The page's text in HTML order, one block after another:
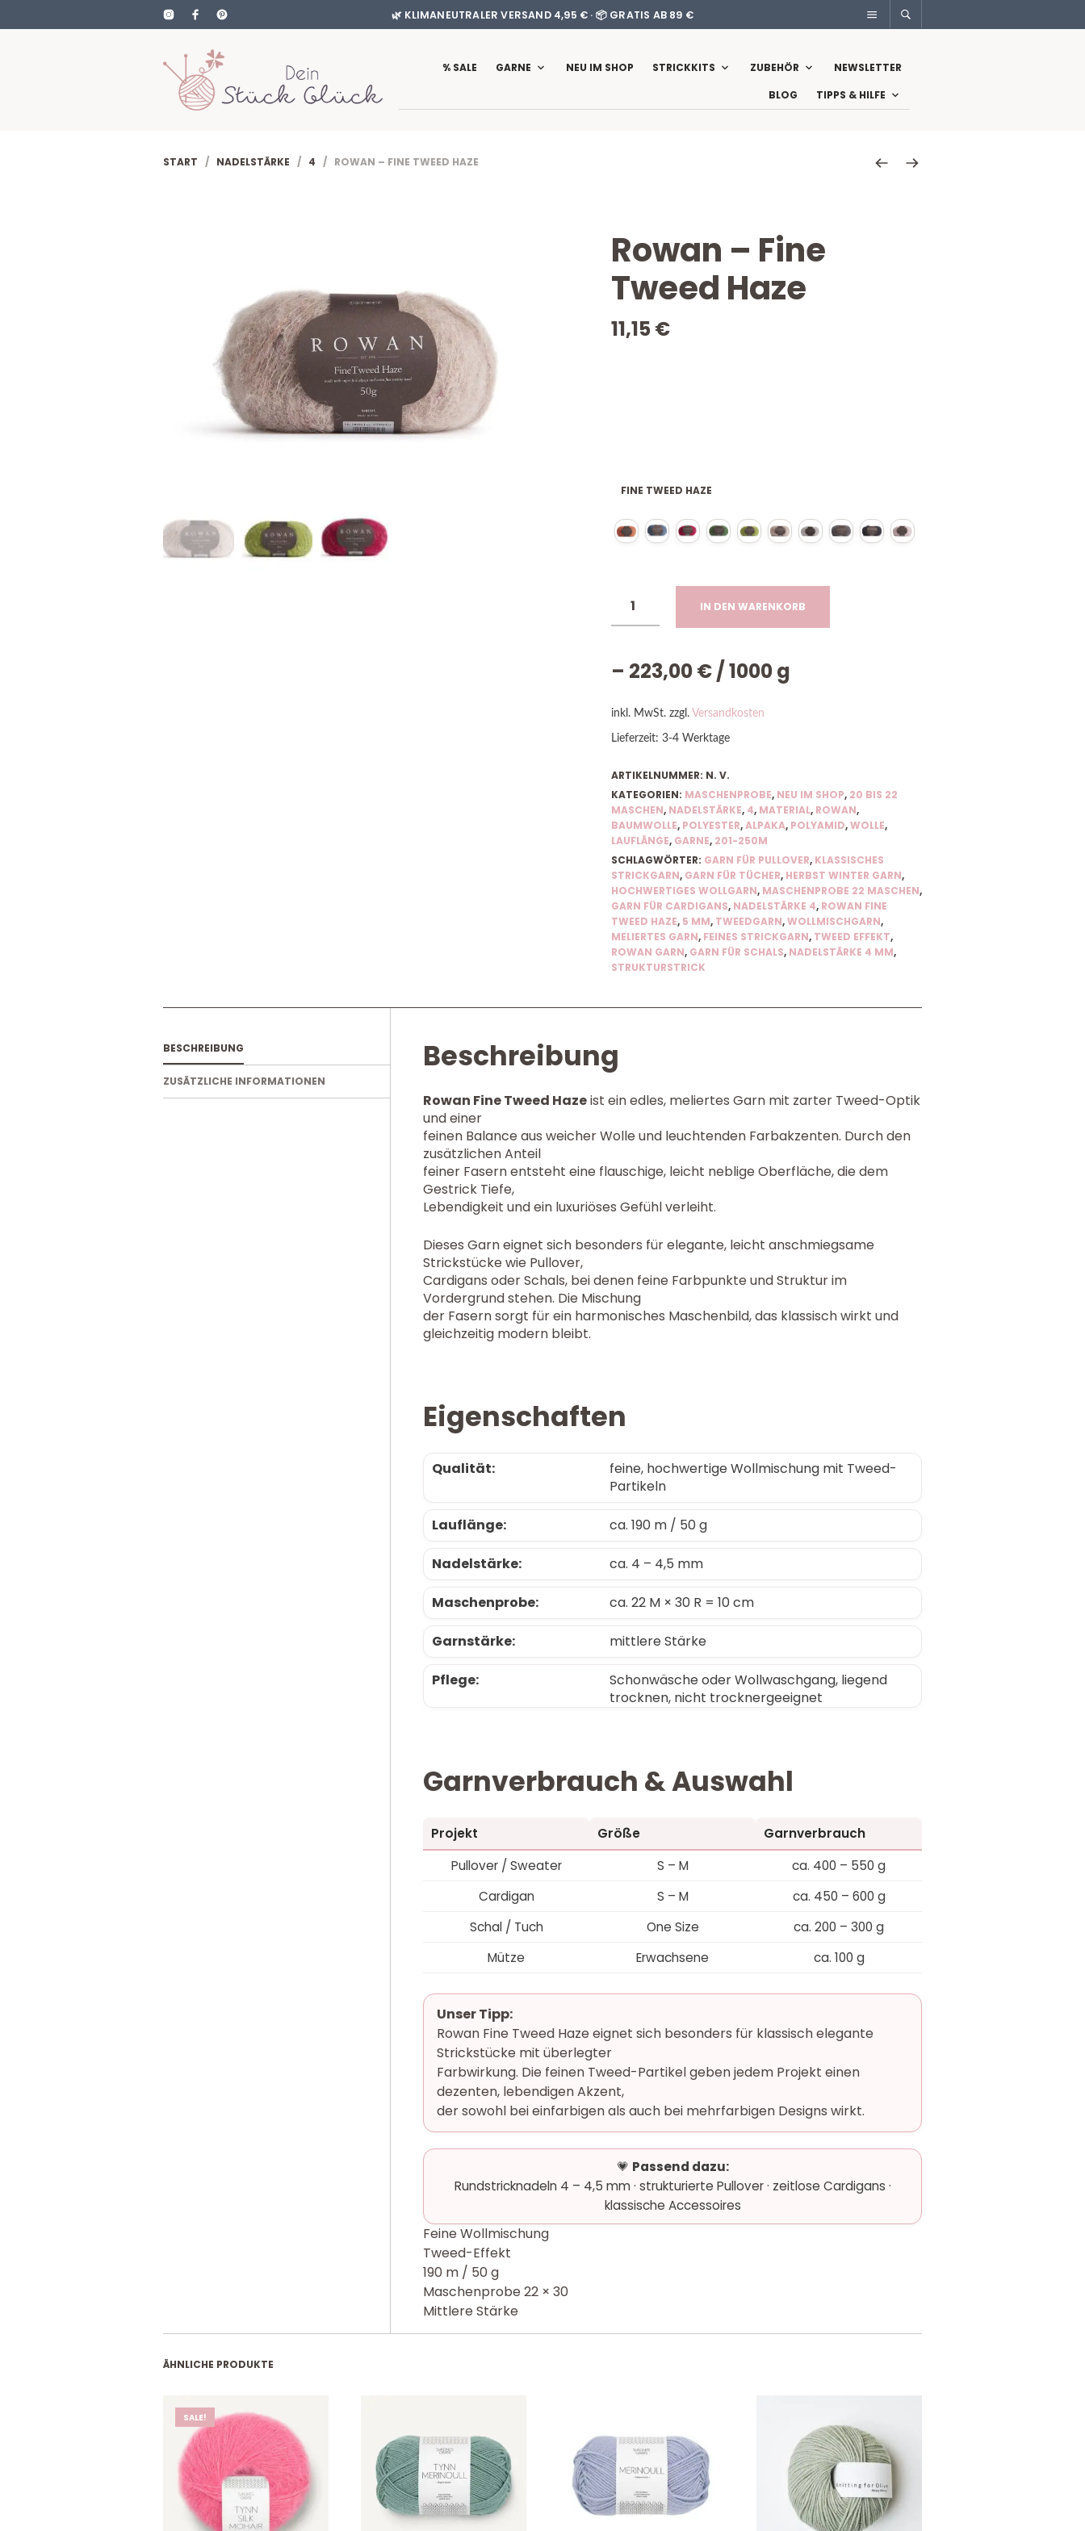
🌿 KLIMANEUTRALER VERSAND 4,95 € · 📦 GRATIS AB 89 €
% SALE GARNE NEU IM SHOP STRICKKITS ZUBEHÖR
NEWSLETTER
BLOG
TIPPS & HILFE
START / NADELSTÄRKE / 4 / ROWAN – FINE TWEED HAZE
Rowan – Fine
Tweed Haze
11,15€
FINE TWEED HAZE
IN DEN WARENKORB
– 223,00€/1000g
inkl. MwSt. zzgl. Versandkosten
Lieferzeit: 3-4 Werktage
ARTIKELNUMMER: N. V.
KATEGORIEN: MASCHENPROBE, NEU IM SHOP, 20 BIS 22
MASCHEN, NADELSTÄRKE, 4, MATERIAL, ROWAN,
BAUMWOLLE, POLYESTER,ALPAKA, POLYAMID,WOLLE,
LAUFLÄNGE, GARNE, 201-250M
SCHLAGWÖRTER: GARN FÜR PULLOVER, KLASSISCHES
STRICKGARN, GARN FÜR TÜCHER, HERBST WINTER GARN,
HOCHWERTIGES WOLLGARN, MASCHENPROBE 22 MASCHEN,
GARN FÜR CARDIGANS, NADELSTÄRKE 4, ROWAN FINE
TWEED HAZE, 5 MM, TWEEDGARN,WOLLMISCHGARN,
MELIERTES GARN, FEINES STRICKGARN, TWEED EFFEKT,
ROWAN GARN, GARN FÜR SCHALS, NADELSTÄRKE 4 MM,
STRUKTURSTRICK
BESCHREIBUNG
ZUSÄTZLICHE INFORMATIONEN
Beschreibung
Rowan Fine Tweed Hazeist ein edles, meliertes Garn mit zarter Tweed-Optik
und einer
feinen Balance aus weicher Wolle und leuchtenden Farbakzenten. Durch den
zusätzlichen Anteil
feiner Fasern entsteht eine flauschige, leicht neblige Oberfläche, die dem
Gestrick Tiefe,
Lebendigkeit und ein luxuriöses Gefühl verleiht.
Dieses Garn eignet sich besonders für elegante, leicht anschmiegsame
Strickstücke wie Pullover,
Cardigans oder Schals, bei denen feine Farbpunkte und Struktur im
Vordergrund stehen. Die Mischung
der Fasern sorgt für ein harmonisches Maschenbild, das klassisch wirkt und
gleichzeitig modern bleibt.
Eigenschaften
Qualität:
feine, hochwertige Wollmischung mit Tweed-
Partikeln
Lauflänge: ca. 190 m / 50 g
Nadelstärke: ca. 4 – 4,5 mm
Maschenprobe: ca. 22 M × 30 R = 10 cm
Garnstärke: mittlere Stärke
Pflege:
Schonwäsche oder Wollwaschgang, liegend
trocknen, nicht trocknergeeignet
Garnverbrauch & Auswahl
Projekt Größe
Garnverbrauch
Pullover / Sweater
S – M
ca. 400 – 550 g
Cardigan
S – M
ca. 450 – 600 g
Schal / Tuch
One Size
ca. 200 – 300 g
Mütze
Erwachsene ca. 100 g
Unser Tipp:
Rowan Fine Tweed Haze eignet sich besonders für klassisch elegante
Strickstücke mit überlegter
Farbwirkung. Die feinen Tweed-Partikel geben jedem Projekt einen
dezenten, lebendigen Akzent,
der sowohl bei einfarbigen als auch bei mehrfarbigen Designs wirkt.
💗 Passend dazu:
Rundstricknadeln 4 – 4,5 mm · strukturierte Pullover · zeitlose Cardigans ·
klassische Accessoires
Feine Wollmischung
Tweed-Effekt
190 m / 50 g
Maschenprobe 22 × 30
Mittlere Stärke
ÄHNLICHE PRODUKTE
SALE!